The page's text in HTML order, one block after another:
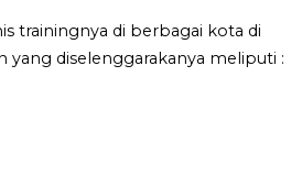
trainingnya di berbagai kota di
diselenggarakanya meliputi :